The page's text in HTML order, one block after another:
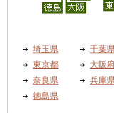
埼玉県
千葉県
東京都
大阪
奈良県
兵庫県
徳島県